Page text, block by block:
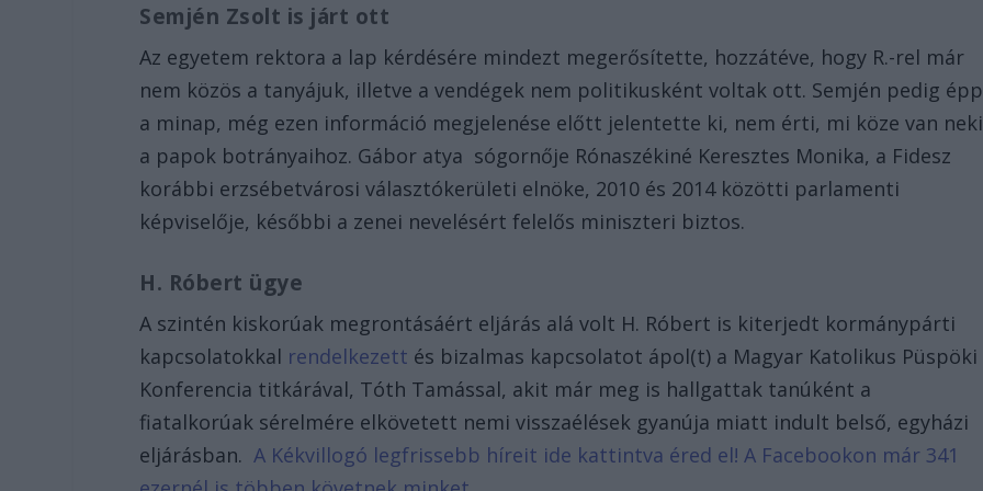
Semjén Zsolt is járt ott
Az egyetem rektora a lap kérdésére mindezt megerősítette, hozzátéve, hogy R.-rel már
nem közös a tanyájuk, illetve a vendégek nem politikusként voltak ott. Semjén pedig épp
a minap, még ezen információ megjelenése előtt jelentette ki, nem érti, mi köze van neki
a papok botrányaihoz. Gábor atya sógornője Rónaszékiné Keresztes Monika, a Fidesz
korábbi erzsébetvárosi választókerületi elnöke, 2010 és 2014 közötti parlamenti
képviselője, későbbi a zenei nevelésért felelős miniszteri biztos.
H. Róbert ügye
A szintén kiskorúak megrontásáért eljárás alá volt H. Róbert is kiterjedt kormánypárti
kapcsolatokkal rendelkezett és bizalmas kapcsolatot ápol(t) a Magyar Katolikus Püspöki
Konferencia titkárával, Tóth Tamással, akit már meg is hallgattak tanúként a
fiatalkorúak sérelmére elkövetett nemi visszaélések gyanúja miatt indult belső, egyházi
eljárásban.A Kékvillogó legfrissebb híreit ide kattintva éred el! A Facebookon már 341